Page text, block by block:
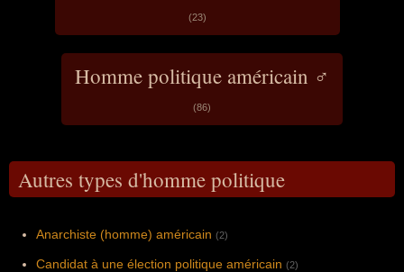
(23)
Homme politique américain ♂
(86)
Autres types d'homme politique
Anarchiste (homme) américain (2)
Candidat à une élection politique américain (2)